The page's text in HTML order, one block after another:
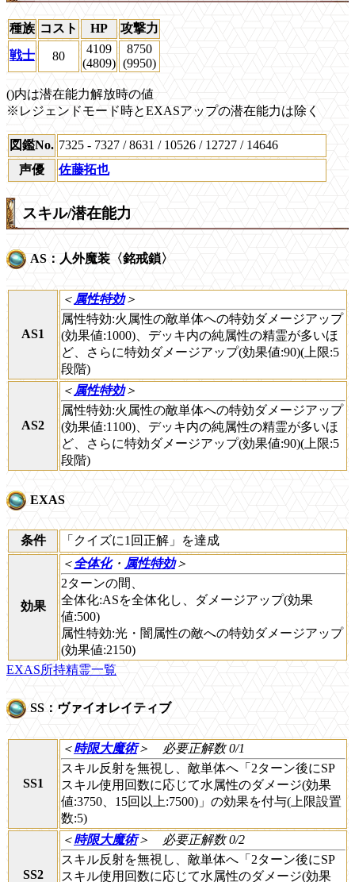
種族 コスト HP
攻撃力
戦士
80
4109
(4809)
8750
(9950)
()内は潜在能力解放時の値
※レジェンドモード時とEXASアップの潜在能力は除く
図鑑No. 7325 - 7327 / 8631 / 10526 / 12727 / 14646
声優
佐藤拓也
スキル/潜在能力
AS：人外魔装〈銘戒鎖〉
AS1
＜ 属性特効＞
属性特効:火属性の敵単体への特効ダメージアップ
(効果値:1000)、デッキ内の純属性の精霊が多いほ
ど、さらに特効ダメージアップ(効果値:90)(上限:5
段階)
AS2
＜ 属性特効＞
属性特効:火属性の敵単体への特効ダメージアップ
(効果値:1100)、デッキ内の純属性の精霊が多いほ
ど、さらに特効ダメージアップ(効果値:90)(上限:5
段階)
EXAS
条件 「クイズに1回正解」を達成
効果
＜全体化・ 属性特効＞
2ターンの間、
全体化:ASを全体化し、ダメージアップ(効果
値:500)
属性特効:光・闇属性の敵への特効ダメージアップ
(効果値:2150)
EXAS所持精霊一覧
SS：ヴァイオレイティブ
SS1
＜時限大魔術＞
必要正解数 0/1
スキル反射を無視し、敵単体へ「2ターン後にSP
スキル使用回数に応じて水属性のダメージ(効果
値:3750、15回以上:7500)」の効果を付与(上限設置
数:5)
SS2
＜時限大魔術＞
必要正解数 0/2
スキル反射を無視し、敵単体へ「2ターン後にSP
スキル使用回数に応じて水属性のダメージ(効果